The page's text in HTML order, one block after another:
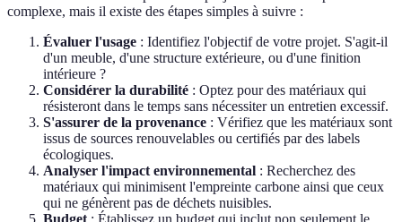
complexe, mais il existe des étapes simples à suivre :
Évaluer l'usage : Identifiez l'objectif de votre projet. S'agit-il
d'un meuble, d'une structure extérieure, ou d'une finition
intérieure ?
Considérer la durabilité : Optez pour des matériaux qui
résisteront dans le temps sans nécessiter un entretien excessif.
S'assurer de la provenance : Vérifiez que les matériaux sont
issus de sources renouvelables ou certifiés par des labels
écologiques.
Analyser l'impact environnemental : Recherchez des
matériaux qui minimisent l'empreinte carbone ainsi que ceux
qui ne génèrent pas de déchets nuisibles.
Budget : Établissez un budget qui inclut non seulement le